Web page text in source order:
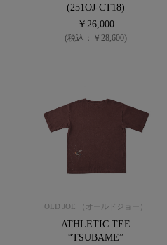
(251OJ-CT18)
￥26,000
(税込：￥28,600)
OLD JOE （オールドジョー）
ATHLETIC TEE
“TSUBAME”